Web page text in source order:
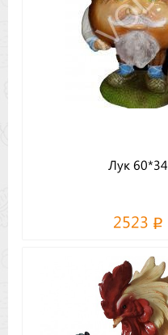
Лук 60*34
2523